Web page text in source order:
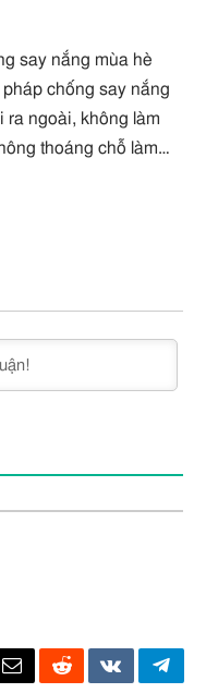
say nắng mùa hè
chống say nắng
ra ngoài, không làm
thoáng chỗ làm…
EmailRedditVKontakte